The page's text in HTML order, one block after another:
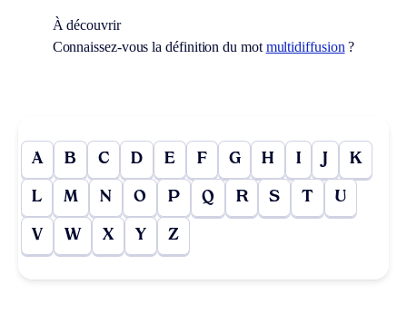
À découvrir
Connaissez-vous la définition du mot multidiffusion ?
A B C D E F G H I J K
L M N O P Q R S T U
V W X Y Z